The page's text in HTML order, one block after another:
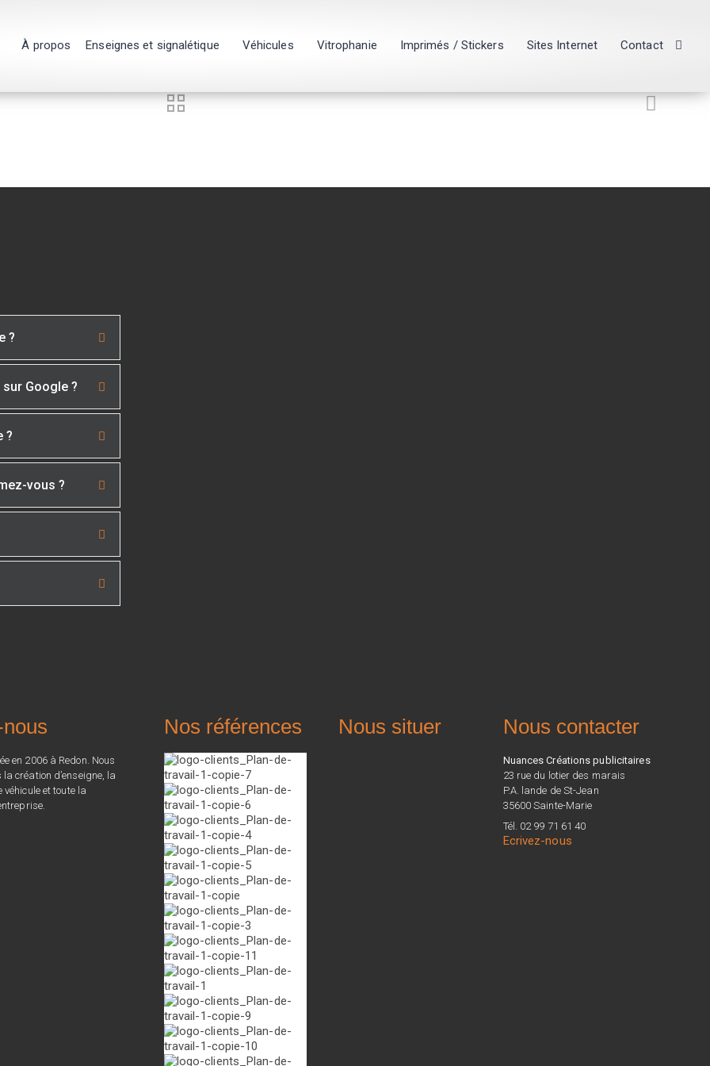
À propos Enseignes et signalétique Véhicules Vitrophanie Imprimés / Stickers Sites Internet Contact
?
Google ?
?
vous ?
en 2006 à Redon. Nous
création d’enseigne, la
et toute la
Nos références Nous situer Nous contacter
Nuances Créations publicitaires
23 rue du lotier des marais
P.A. lande de St-Jean
35600 Sainte-Marie
Tél. 02 99 71 61 40
Ecrivez-nous